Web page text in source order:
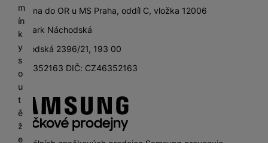
m
ín
k
y
s
o
u
t
ě
ž
e
zapsána do OR u MS Praha, oddíl C, vložka 12006
City Park Náchodská
Náchodská 2396/21, 193 00
IČ: 46352163 DIČ: CZ46352163